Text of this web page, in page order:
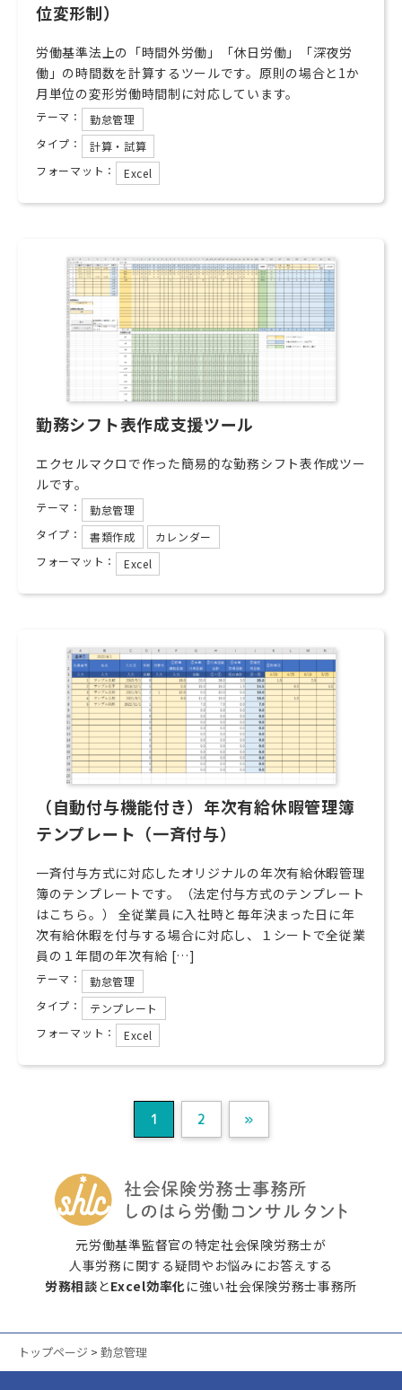
位変形制）
労働基準法上の「時間外労働」「休日労働」「深夜労
働」の時間数を計算するツールです。原則の場合と1か
月単位の変形労働時間制に対応しています。
テーマ：
勤怠管理
タイプ：
計算・試算
フォーマット：
Excel
勤務シフト表作成支援ツール
エクセルマクロで作った簡易的な勤務シフト表作成ツー
ルです。
テーマ：
勤怠管理
タイプ：
書類作成
カレンダー
フォーマット：
Excel
（自動付与機能付き）年次有給休暇管理簿
テンプレート（一斉付与）
一斉付与方式に対応したオリジナルの年次有給休暇管理
簿のテンプレートです。（法定付与方式のテンプレート
はこちら。） 全従業員に入社時と毎年決まった日に年
次有給休暇を付与する場合に対応し、１シートで全従業
員の１年間の年次有給 […]
テーマ：
勤怠管理
タイプ：
テンプレート
フォーマット：
Excel
1 2 »
元労働基準監督官の特定社会保険労務士が
人事労務に関する疑問やお悩みにお答えする
労務相談とExcel効率化に強い社会保険労務士事務所
トップページ > 勤怠管理